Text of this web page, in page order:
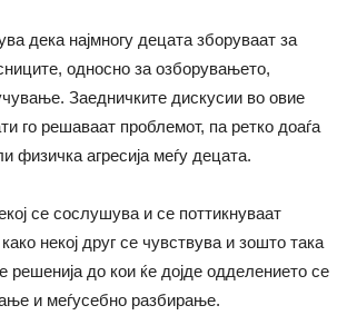
дека најмногу децата зборуваат за
односно за озборувањето,
Заедничките дискусии во овие
го решаваат проблемот, па ретко доаѓа
физичка агресија меѓу децата.
се сослушува и се поттикнуваат
некој друг се чувствува и зошто така
решенија до кои ќе дојде одделението се
и меѓусебно разбирање.